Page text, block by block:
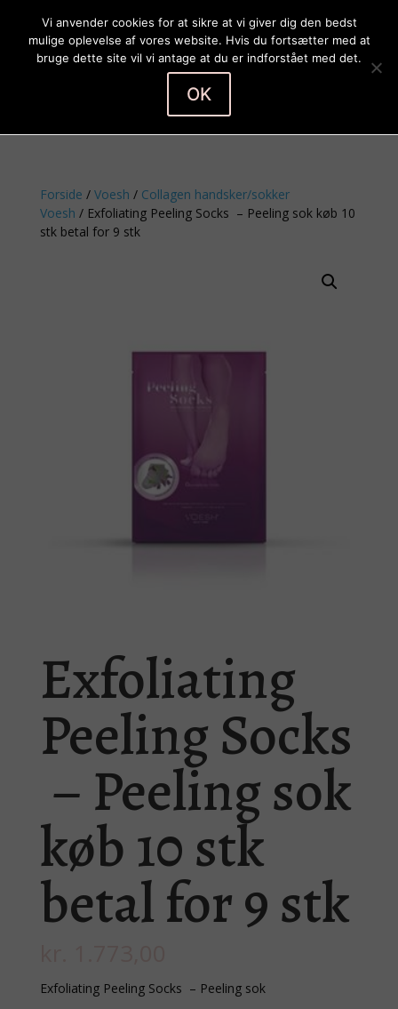
Forside / Voesh / Collagen handsker/sokker
Voesh / Exfoliating Peeling Socks – Peeling sok køb 10
stk betal for 9 stk
Exfoliating
Peeling Socks
– Peeling sok
køb 10 stk
betal for 9 stk
Exfoliating Peeling Socks – Peeling sok
Vi anvender cookies for at sikre at vi giver dig den bedst
mulige oplevelse af vores website. Hvis du fortsætter med at
bruge dette site vil vi antage at du er indforstået med det.
OK